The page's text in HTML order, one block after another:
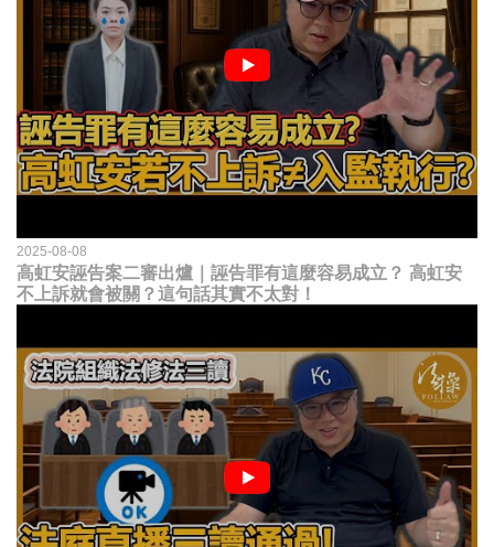
2025-08-08
高虹安誣告案二審出爐｜誣告罪有這麼容易成立？ 高虹安
不上訴就會被關？這句話其實不太對！